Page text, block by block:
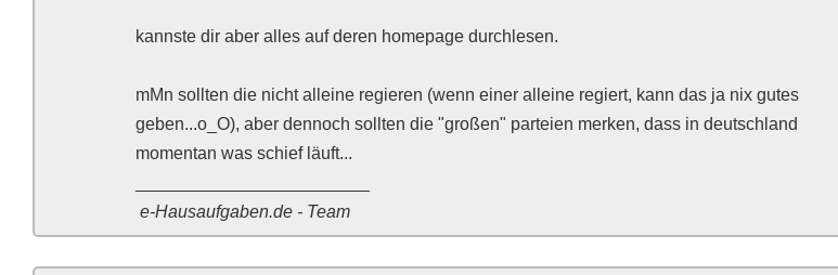
kannste dir aber alles auf deren homepage durchlesen.
mMn sollten die nicht alleine regieren (wenn einer alleine regiert, kann das ja nix gutes
geben...o_O), aber dennoch sollten die "großen" parteien merken, dass in deutschland
momentan was schief läuft...
e-Hausaufgaben.de - Team